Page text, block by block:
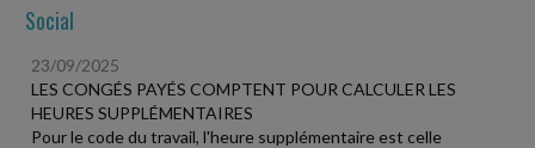
Social
23/09/2025
LES CONGÉS PAYÉS COMPTENT POUR CALCULER LES
HEURES SUPPLÉMENTAIRES
Pour le code du travail, l'heure supplémentaire est celle